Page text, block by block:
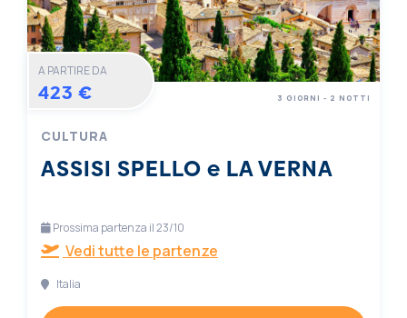
A PARTIRE DA
423 €
CULTURA
ASSISI SPELLO e LA VERNA
3 GIORNI - 2 NOTTI
Prossima partenza il 23/10
Vedi tutte le partenze
Italia